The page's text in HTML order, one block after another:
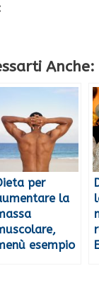
Anche:
per
la
esempio